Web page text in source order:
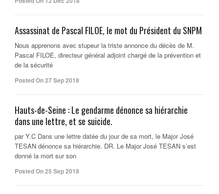
Assassinat de Pascal FILOE, le mot du Président du SNPM
Nous apprenons avec stupeur la triste annonce du décès de M.
Pascal FILOE, directeur général adjoint chargé de la prévention et
de la sécurité
Posted On 27 Sep 2018
Hauts-de-Seine : Le gendarme dénonce sa hiérarchie
dans une lettre, et se suicide.
par Y.C Dans une lettre datée du jour de sa mort, le Major José
TESAN dénonce sa hiérarchie. DR. Le Major José TESAN s’est
donné la mort sur son
Posted On 25 Sep 2018